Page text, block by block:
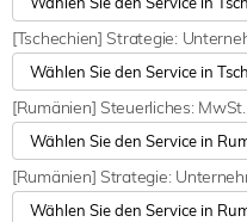
[Tschechien] Strategie:
[Rumänien] Steuerliches:
[Rumänien] Strategie: